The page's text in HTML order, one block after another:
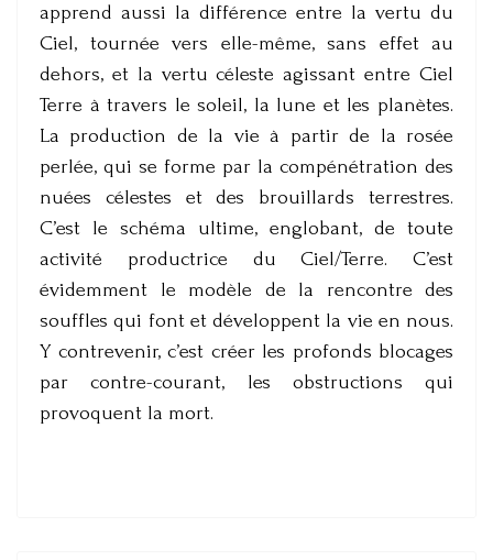
apprend aussi la différence entre la vertu du
Ciel, tournée vers elle-même, sans effet au
dehors, et la vertu céleste agissant entre Ciel
Terre à travers le soleil, la lune et les planètes.
La production de la vie à partir de la rosée
perlée, qui se forme par la compénétration des
nuées célestes et des brouillards terrestres.
C’est le schéma ultime, englobant, de toute
activité productrice du Ciel/Terre. C’est
évidemment le modèle de la rencontre des
souffles qui font et développent la vie en nous.
Y contrevenir, c’est créer les profonds blocages
par contre-courant, les obstructions qui
provoquent la mort.